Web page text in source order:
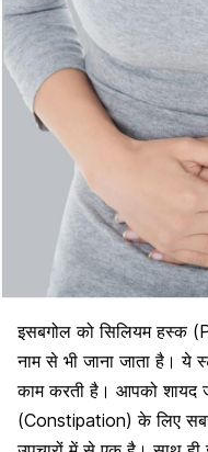
इसबगोल को सिलियम हस्क
नाम से भी जाना जाता है। ये
काम करती है। आपको शायद
(Constipation) के लिए